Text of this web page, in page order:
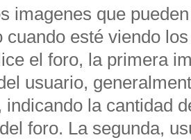
imagenes que
cuando esté viendo
el foro, la primera
usuario,
indicando la cantidad
foro. La segunda,